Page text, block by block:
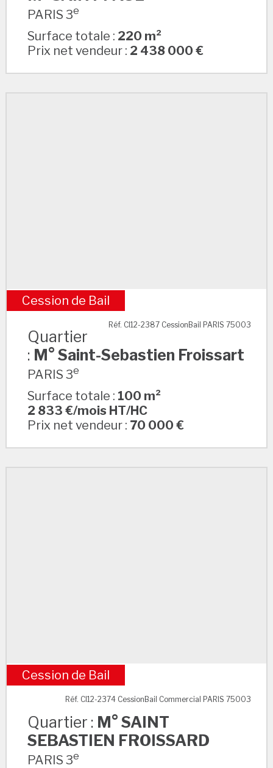
PARIS 3e
Surface totale : 220 m²
Prix net vendeur : 2 438 000 €
M° Saint-Sebastien Froissart
Cession de Bail
Réf. CI12-2387 CessionBail PARIS 75003
Quartier
: M° Saint-Sebastien Froissart
PARIS 3e
Surface totale : 100 m²
2 833 €/mois HT/HC
Prix net vendeur : 70 000 €
M° SAINT SEBASTIEN FROISSARD
Cession de Bail
Réf. CI12-2374 CessionBail Commercial PARIS 75003
Quartier : M° SAINT
SEBASTIEN FROISSARD
PARIS 3e